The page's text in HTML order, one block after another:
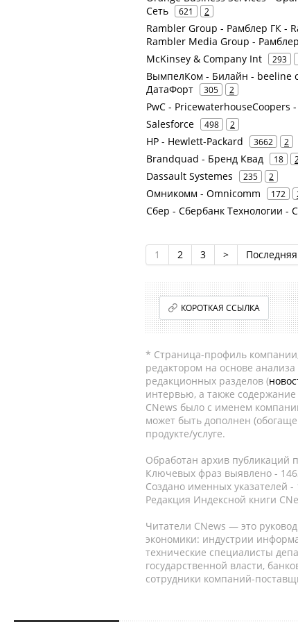
Сеть
621 2
Rambler Group - Рамблер ГК -
Rambler Media Group -
McKinsey & Company Int 293
ВымпелКом - Билайн - beeline
ДатаФорт
305 2
PwC - PricewaterhouseCoopers
Salesforce 498 2
HP - Hewlett-Packard 3662 2
Brandquad - Бренд Квад 18 2
Dassault Systemes 235 2
Омникомм - Omnicomm 172
Сбер - Сбербанк Технологии -
1 2 3 > Последняя
КОРОТКАЯ ССЫЛКА
* Страница-профиль компании,
редактором на основе
редакционных разделов (
интервью, а также
CNews было с именем
может быть дополнен
продукте/услуге.
Обработан архив публикаций
Ключевых фраз выявлено -
Создано именных указателей -
Редакция Индексной книги
Читатели CNews — это
экономики: индустрии
технические специалисты
государственной власти,
сотрудники компаний-